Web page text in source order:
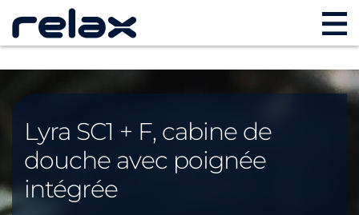
Lyra SC1 + F, cabine de
douche avec poignée
intégrée